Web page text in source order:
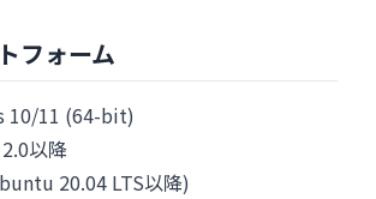
フォーム
10/11 (64-bit)
以降
20.04 LTS以降)